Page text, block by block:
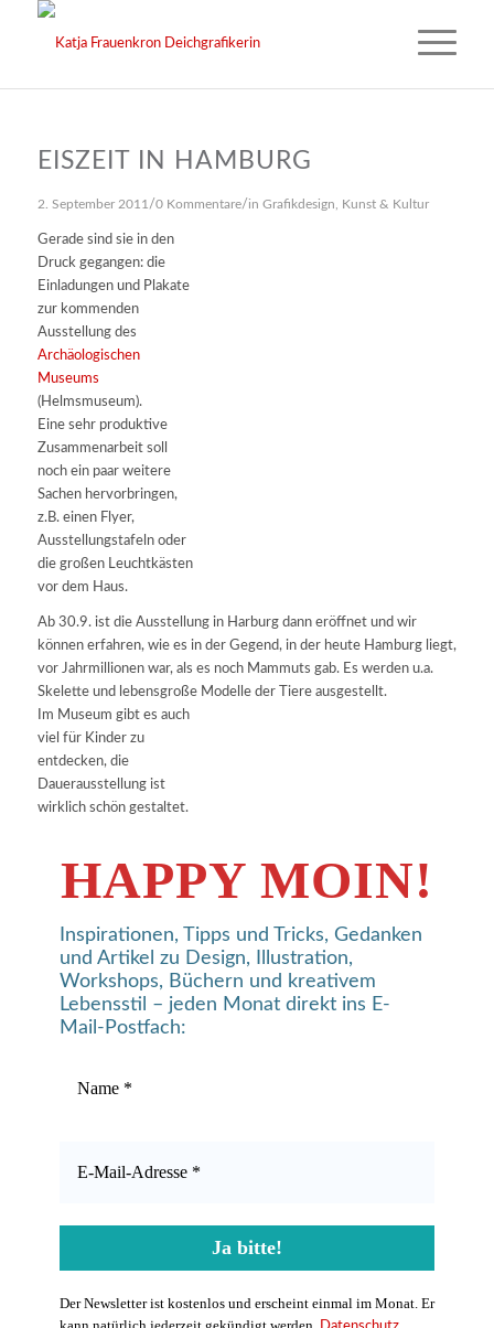
EISZEIT IN HAMBURG
2. September 2011 /0 Kommentare/in Grafikdesign Kunst & Kultur
Gerade sind sie in den
Druck gegangen: die
Einladungen und Plakate
zur kommenden
Ausstellung des
Archäologischen
Museums
(Helmsmuseum).
Eine sehr produktive
Zusammenarbeit soll
noch ein paar weitere
Sachen hervorbringen,
z.B. einen Flyer,
Ausstellungstafeln oder
die großen Leuchtkästen
vor dem Haus.
Ab 30.9. ist die Ausstellung in Harburg dann eröffnet und wir
können erfahren, wie es in der Gegend, in der heute Hamburg liegt,
vor Jahrmillionen war, als es noch Mammuts gab. Es werden u.a.
Skelette und lebensgroße Modelle der Tiere ausgestellt.
Im Museum gibt es auch
viel für Kinder zu
entdecken, die
Dauerausstellung ist
wirklich schön gestaltet.
HAPPY MOIN!
Inspirationen, Tipps und Tricks, Gedanken
und Artikel zu Design, Illustration,
Workshops, Büchern und kreativem
Lebensstil – jeden Monat direkt ins E-
Mail-Postfach:
Der Newsletter ist kostenlos und erscheint einmal im Monat. Er